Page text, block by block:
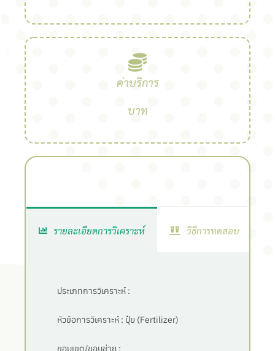
ค่าบริการ
บาท
รายละเอียดการวิเคราะห์ วิธีการทดสอบ
ประเภทการวิเคราะห์ :
หัวข้อการวิเคราะห์ : ปุ๋ย (Fertilizer)
ขอบเขต/ขอบข่าย :